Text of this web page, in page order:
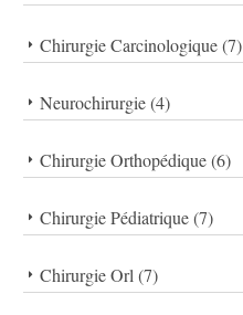
Chirurgie Carcinologique (7)
Neurochirurgie (4)
Chirurgie Orthopédique (6)
Chirurgie Pédiatrique (7)
Chirurgie Orl (7)